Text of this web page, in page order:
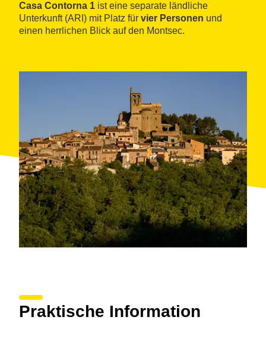
Casa Contorna 1 ist eine separate ländliche
Unterkunft (ARI) mit Platz für vier Personen und
einen herrlichen Blick auf den Montsec.
Praktische Information